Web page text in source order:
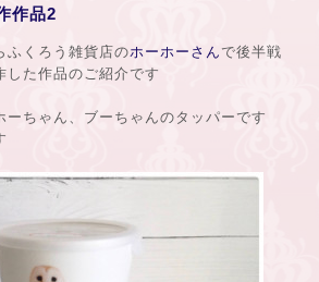
作品2
ふくろう雑貨店のホーホーさん で後半戦
した作品のご紹介です
ーちゃん、ブーちゃんのタッパーです